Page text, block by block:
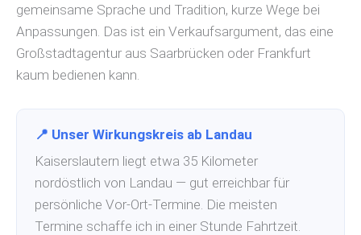
gemeinsame Sprache und Tradition, kurze Wege bei
Anpassungen. Das ist ein Verkaufsargument, das eine
Großstadtagentur aus Saarbrücken oder Frankfurt
kaum bedienen kann.
📍 Unser Wirkungskreis ab Landau
Kaiserslautern liegt etwa 35 Kilometer
nordöstlich von Landau — gut erreichbar für
persönliche Vor-Ort-Termine. Die meisten
Termine schaffe ich in einer Stunde Fahrtzeit.